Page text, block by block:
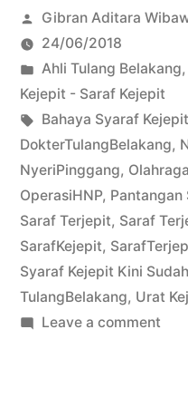
Posted
by
Gibran Aditara
24/06/2018
Posted
in
Ahli Tulang Belakang,
Kejepit - Saraf Kejepit
Tags:
Bahaya Syaraf Kejepit
DokterTulangBelakang,
NyeriPinggang,
OperasiHNP, Pantangan
Saraf Terjepit, Saraf
SarafKejepit,
Syaraf Kejepit Kini
TulangBelakang, Urat
Leave a commenton